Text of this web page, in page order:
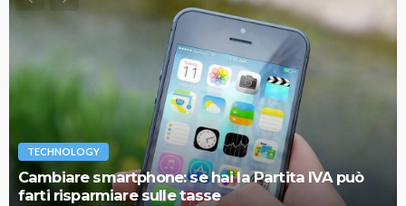
TECHNOLOGY
Cambiare smartphone: se hai la Partita IVA può
farti risparmiare sulle tasse